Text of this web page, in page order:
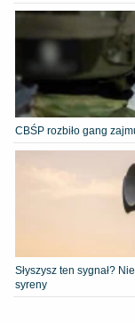
CBŚP rozbiło gang
Słyszysz ten sygnał?
syreny